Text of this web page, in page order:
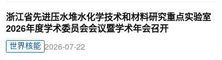
浙江省先进压水堆水化学技术和材料研究重点实验室
2026年度学术委员会会议暨学术年会召开
世界核能 2026-07-22